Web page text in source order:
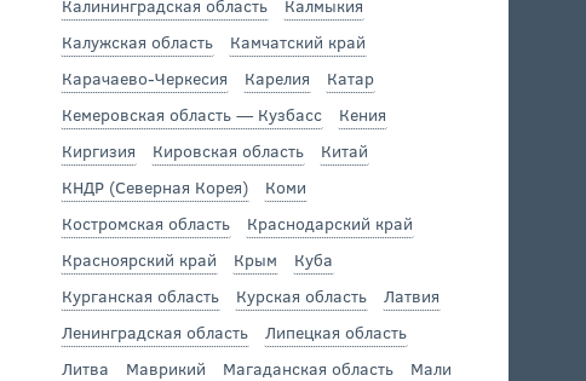
Калининградская область
Калмыкия
Калужская область
Камчатский край
Карачаево-Черкесия
Карелия
Катар
Кемеровская область — Кузбасс
Кения
Киргизия
Кировская область
Китай
КНДР (Северная Корея)
Коми
Костромская область
Краснодарский край
Красноярский край
Крым
Куба
Курганская область
Курская область
Латвия
Ленинградская область
Липецкая область
Литва
Маврикий Магаданская область
Мали